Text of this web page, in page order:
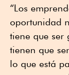
“Los
oportunidad
tiene que ser
tienen que
lo que está